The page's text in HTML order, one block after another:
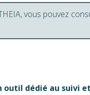
vous pouvez
dédié au suivi